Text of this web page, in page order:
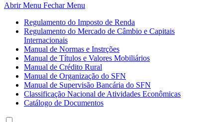
Abrir Menu Fechar Menu
Regulamento do Imposto de Renda
Regulamento do Mercado de Câmbio e Capitais
Internacionais
Manual de Normas e Instrções
Manual de Títulos e Valores Mobiliários
Manual de Crédito Rural
Manual de Organização do SFN
Manual de Supervisão Bancária do SFN
Classificação Nacional de Atividades Econômicas
Catálogo de Documentos